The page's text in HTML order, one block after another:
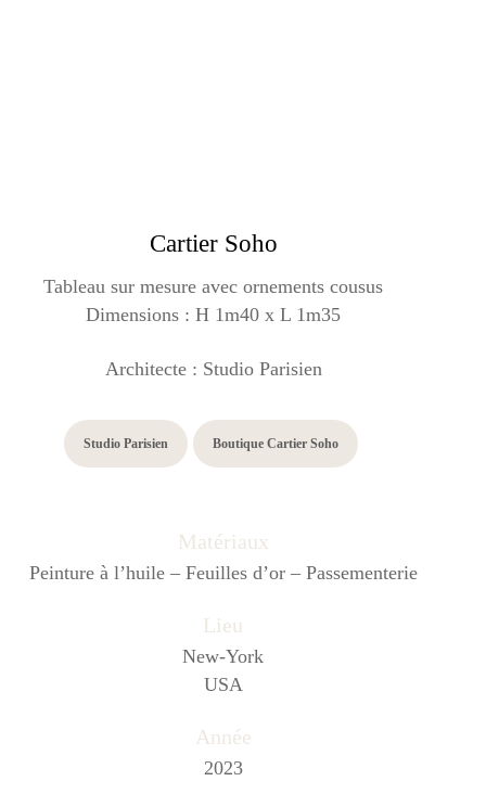
Cartier Soho
Tableau sur mesure avec ornements cousus
Dimensions :H 1m40 x L 1m35
Architecte : Studio Parisien
Studio Parisien Boutique Cartier Soho
Matériaux
Peinture à l’huile – Feuilles d’or – Passementerie
Lieu
New-York
USA
Année
2023